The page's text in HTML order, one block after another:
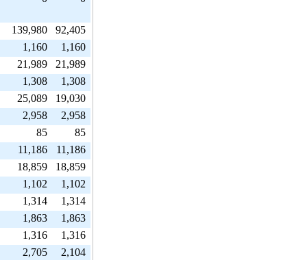
139,980
92,405
1,160
1,160
21,989
21,989
1,308
1,308
25,089
19,030
2,958
2,958
85
85
11,186
11,186
18,859
18,859
1,102
1,102
1,314
1,314
1,863
1,863
1,316
1,316
2,705
2,104